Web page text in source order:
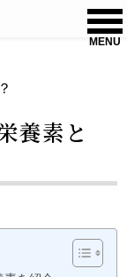
MENU
養素と